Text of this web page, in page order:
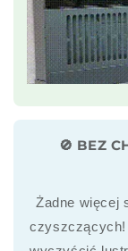
🚫 BEZ
Żadne więcej
czyszczących!